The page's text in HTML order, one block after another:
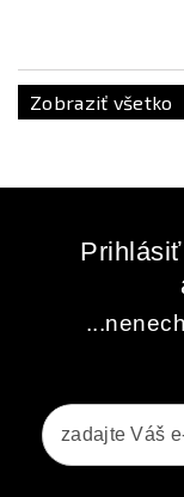
Zobraziť všetko